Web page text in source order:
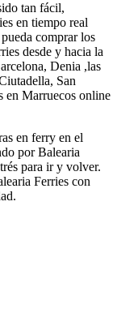
tan fácil,
en tiempo real
comprar los
desde y hacia la
Denia ,las
San
en Marruecos online
en ferry en el
por Balearia
para ir y volver.
Ferries con